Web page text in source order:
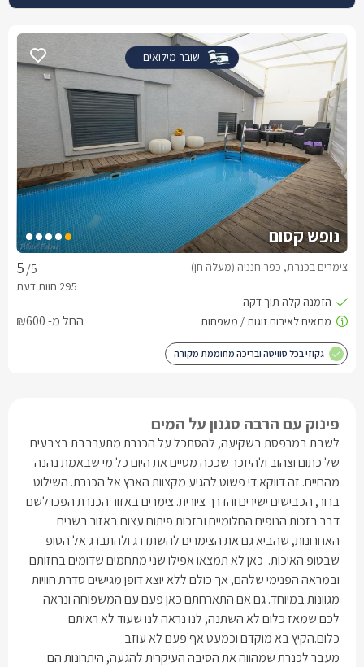
שובר מילואים
נופש קסום
/5 צימרים בכנרת, כפר חנניה (מעלה חן)
החל מ- ₪600
גקוזי בכל סוויטה ובריכה מחוממת מקורה
פינוק עם הרבה סגנון על המים
לשבת במרפסת בשקיעה, להסתכל על הכנרת מתערבבת בצבעים
של כתום וצהוב ולהיזכר שככה מסיים את היום כל מי שבאמת נהנה
מהחיים. זה דווקא די פשוט להגיע מקצוות הארץ אל הכנרת. השילוט
ברור, הכבישים ישירים והדרך ציורית. צימרים באזור הכנרת הפכו לשם
דבר בזכות הנופים החלומיים ובזכות פיתוח עצום באזור בשנים
האחרונות, שהביא גם את הצימרים להשתדרג ולהתברג אל הטופ
שבטופ האיכות. כאן לא תמצאו אפילו שני מתחמים שדומים בחזותם
ובמראה הפנימי שלהם, אך כולם ללא יוצא דופן מגישים סדרת חוויות
מגוונות במיוחד. גם אם התארחתם כאן פעם עם המשפוחה ונראה
לכם שמאז כלום לא השתנה, לנו נראה לנו שעוד לא ראיתם
כלום.הקיץ בא מוקדם וכמעט אף פעם לא עוזב
מעבר לכנרת שמהווה את הסיבה העיקרית להגעה, היתרונות הם